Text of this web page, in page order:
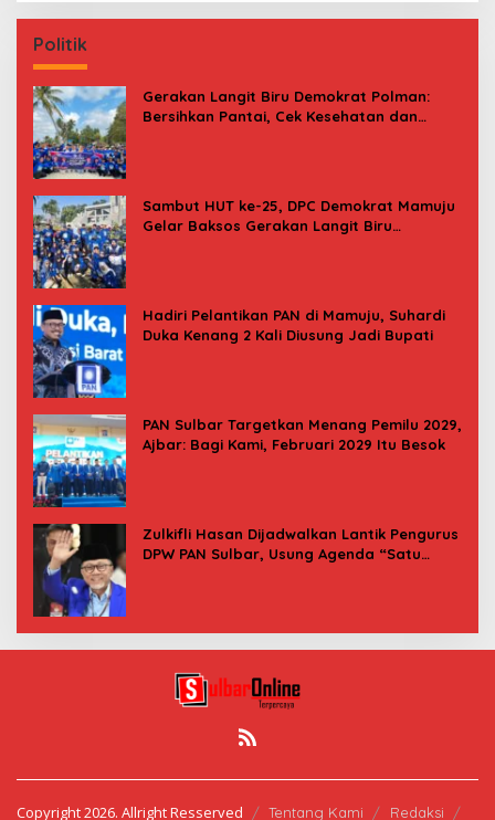
Politik
Gerakan Langit Biru Demokrat Polman:
Bersihkan Pantai, Cek Kesehatan dan
Sambut HUT ke-25, DPC Demokrat Mamuju
Gelar Baksos Gerakan Langit Biru
Hadiri Pelantikan PAN di Mamuju, Suhardi
Duka Kenang 2 Kali Diusung Jadi Bupati
PAN Sulbar Targetkan Menang Pemilu 2029,
Ajbar: Bagi Kami, Februari 2029 Itu Besok
Zulkifli Hasan Dijadwalkan Lantik Pengurus
DPW PAN Sulbar, Usung Agenda “Satu
Copyright 2026. Allright Resserved Tentang Kami Redaksi